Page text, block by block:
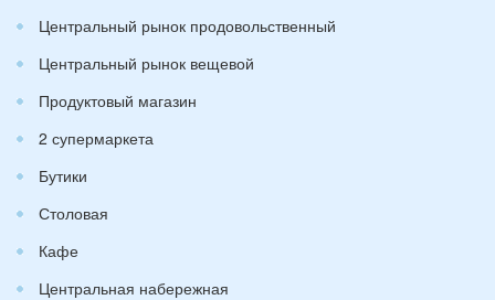
Центральный рынок продовольственный
Центральный рынок вещевой
Продуктовый магазин
2 супермаркета
Бутики
Столовая
Кафе
Центральная набережная